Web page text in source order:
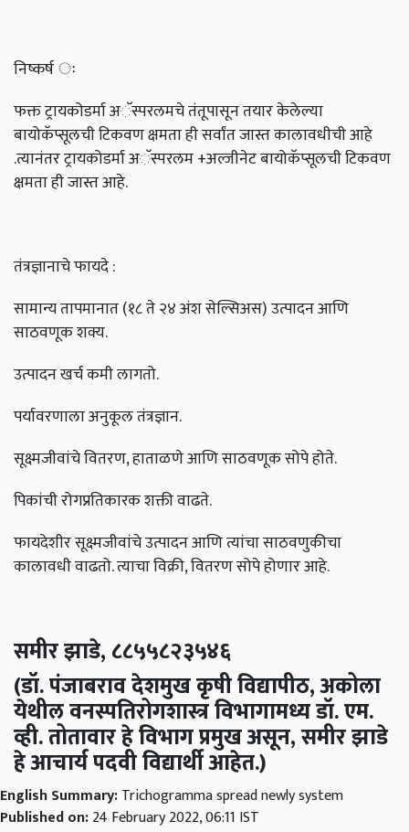
निष्कर्ष ः
फक्त ट्रायकोडर्मा अॅस्परलमचे तंतूपासून तयार केलेल्या
बायोकॅप्सूलची टिकवण क्षमता ही सर्वांत जास्त कालावधीची आहे
.त्यानंतर ट्रायकोडर्मा अॅस्परलम +अल्जीनेट बायोकॅप्सूलची टिकवण
क्षमता ही जास्त आहे.
तंत्रज्ञानाचे फायदे :
सामान्य तापमानात (१८ ते २४ अंश सेल्सिअस) उत्पादन आणि
साठवणूक शक्य.
उत्पादन खर्च कमी लागतो.
पर्यावरणाला अनुकूल तंत्रज्ञान.
सूक्ष्मजीवांचे वितरण, हाताळणे आणि साठवणूक सोपे होते.
पिकांची रोगप्रतिकारक शक्ती वाढते.
फायदेशीर सूक्ष्मजीवांचे उत्पादन आणि त्यांचा साठवणुकीचा
कालावधी वाढतो. त्याचा विक्री, वितरण सोपे होणार आहे.
समीर झाडे, ८८५५८२३५४६
(डॉ. पंजाबराव देशमुख कृषी विद्यापीठ, अकोला
येथील वनस्पतिरोगशास्त्र विभागामध्य डॉ. एम.
व्ही. तोतावार हे विभाग प्रमुख असून, समीर झाडे
हे आचार्य पदवी विद्यार्थी आहेत.)
English Summary:Trichogramma spread newly system
Published on:24 February 2022, 06:11 IST